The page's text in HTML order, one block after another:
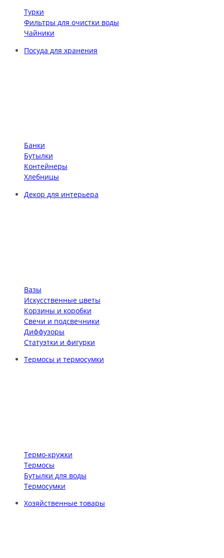
Турки
Фильтры для очистки воды
Чайники
Посуда для хранения
Банки
Бутылки
Контейнеры
Хлебницы
Декор для интерьера
Вазы
Искусственные цветы
Корзины и коробки
Свечи и подсвечники
Диффузоры
Статуэтки и фигурки
Термосы и термосумки
Термо-кружки
Термосы
Бутылки для воды
Термосумки
Хозяйственные товары